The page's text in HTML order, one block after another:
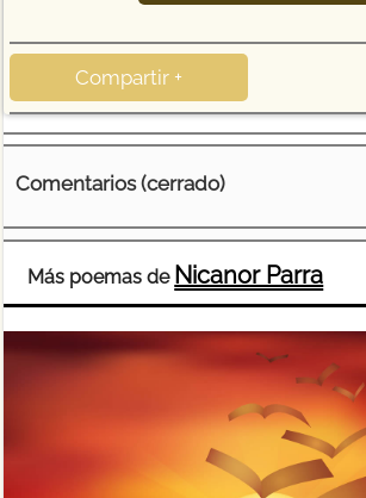
Compartir +
Comentarios (cerrado)
Más poemas de Nicanor Parra